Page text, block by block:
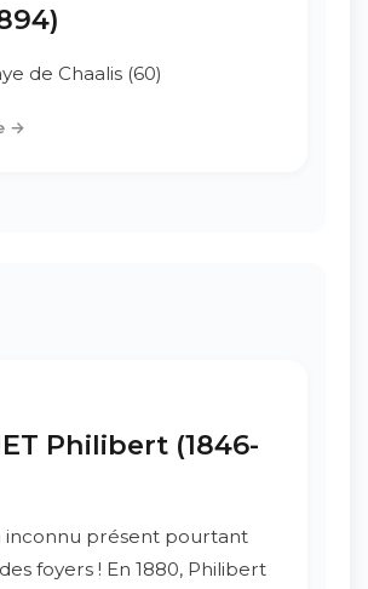
de Chaalis (60)
→
Philibert (1846-
inconnu présent pourtant
foyers ! En 1880, Philibert